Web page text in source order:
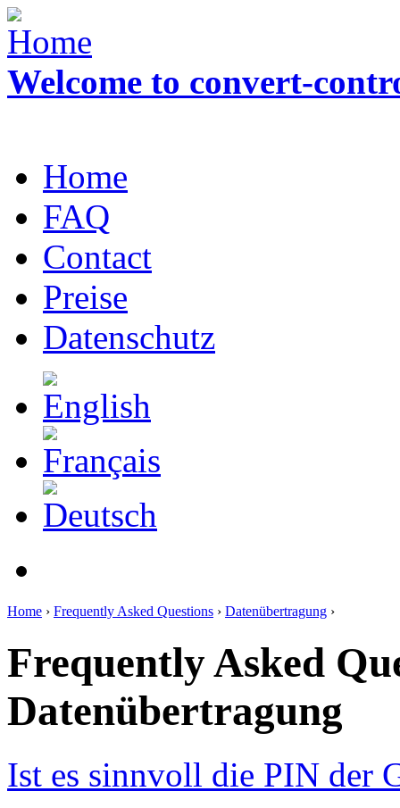
Welcome to convert-
Home
FAQ
Contact
Preise
Datenschutz
Home › Frequently Asked Questions › Datenübertragung ›
Frequently Asked
Datenübertragung
Ist es sinnvoll die PIN der